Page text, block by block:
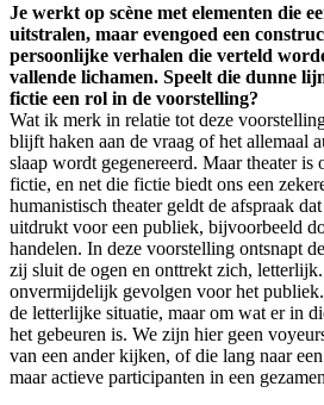
Je werkt op scène met elementen die
uitstralen, maar evengoed een
persoonlijke verhalen die verteld
vallende lichamen. Speelt die dunne
fictie een rol in de voorstelling?
Wat ik merk in relatie tot deze
blijft haken aan de vraag of het allemaal
slaap wordt gegenereerd. Maar theater is
fictie, en net die fictie biedt ons een
humanistisch theater geldt de afspraak
uitdrukt voor een publiek, bijvoorbeeld
handelen. In deze voorstelling ontsnapt
zij sluit de ogen en onttrekt zich,
onvermijdelijk gevolgen voor het
de letterlijke situatie, maar om wat er in
het gebeuren is. We zijn hier geen
van een ander kijken, of die lang naar
maar actieve participanten in een